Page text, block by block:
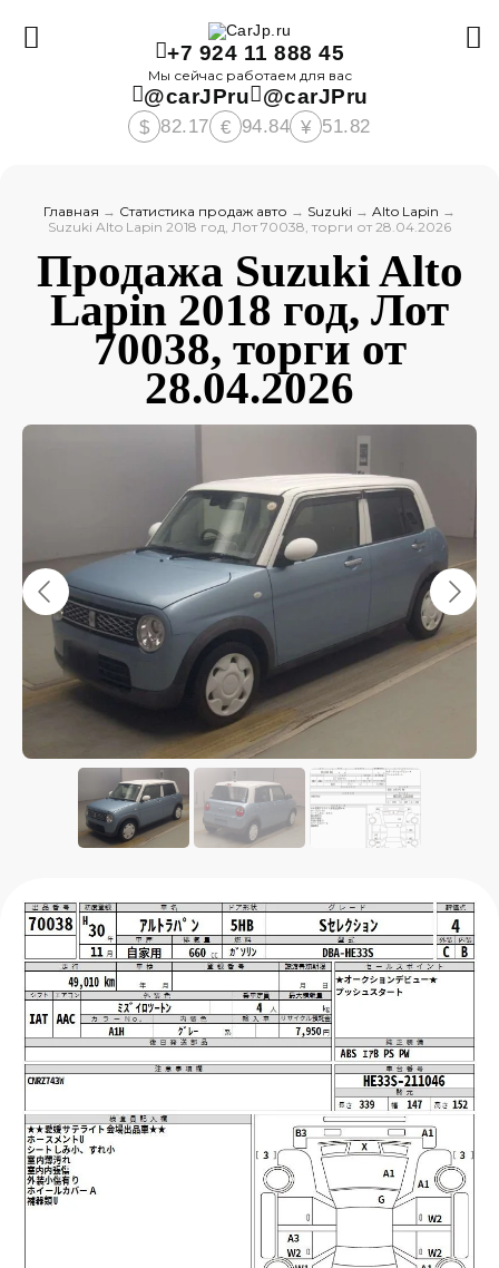
+7 924 11 888 45
Мы сейчас работаем для вас
@carJPru @carJPru
$ 82.17 € 94.84 ¥ 51.82
Главная → Статистика продаж авто → Suzuki → Alto Lapin →
Suzuki Alto Lapin 2018 год, Лот 70038, торги от 28.04.2026
Продажа Suzuki Alto
Lapin 2018 год, Лот
70038, торги от
28.04.2026